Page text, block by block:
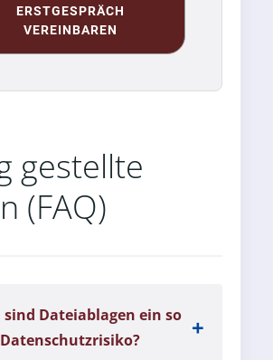
ERSTGESPRÄCH
VEREINBAREN
gestellte
(FAQ)
sind Dateiablagen ein so